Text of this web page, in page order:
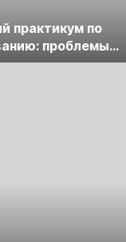
практикум по
проблемы